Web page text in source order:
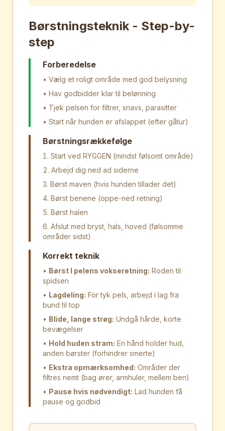
Børstningsteknik - Step-by-
step
Forberedelse
• Vælg et roligt område med god belysning
• Hav godbidder klar til belønning
• Tjek pelsen for filtrer, snavs, parasitter
• Start når hunden er afslappet (efter gåtur)
Børstningsrækkefølge
Start ved RYGGEN (mindst følsomt område)
Arbejd dig ned ad siderne
Børst maven (hvis hunden tillader det)
Børst benene (oppe-ned retning)
Børst halen
Afslut med bryst, hals, hoved (følsomme
områder sidst)
Korrekt teknik
• Børst I pelens vokseretning: Roden til
spidsen
• Lagdeling: For tyk pels, arbejd i lag fra
bund til top
• Blide, lange strøg: Undgå hårde, korte
bevægelser
• Hold huden stram: En hånd holder hud,
anden børster (forhindrer smerte)
• Ekstra opmærksomhed: Områder der
filtres nemt (bag ører, armhuler, mellem ben)
• Pause hvis nødvendigt: Lad hunden få
pause og godbid